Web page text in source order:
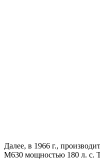
Далее, в 1966 г.,
M630 мощностью 180 л. с.